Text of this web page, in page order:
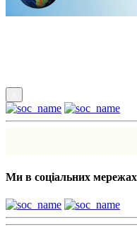
Ми в соціальних мережах